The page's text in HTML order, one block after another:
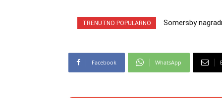
TRENUTNO POPULARNO
Somersby
INA nagradna
Facebook WhatsApp